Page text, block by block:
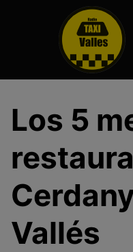
Los 5
Vallés